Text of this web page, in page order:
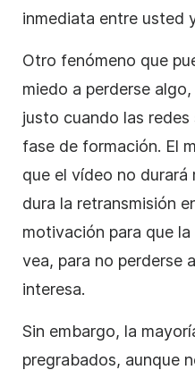
inmediata entre usted
Otro fenómeno que
miedo a perderse algo,
justo cuando las
fase de formación. El
que el vídeo no durará
dura la retransmisión
motivación para que
vea, para no perderse
interesa.
Sin embargo, la
pregrabados, aunque